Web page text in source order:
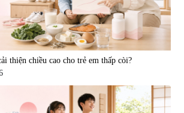
điều trị đột quỵ Biken Kinase
Gold 60 viên
0
thiện chiều cao cho trẻ em thấp còi?